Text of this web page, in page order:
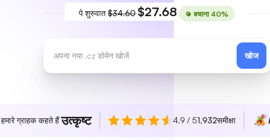
पे शुरुवात$34.60 $27.68 बचाना 40%
खोज
हमारे ग्राहक कहते हैंउत्कृष्ट 4.9 / 51,932समीक्षा